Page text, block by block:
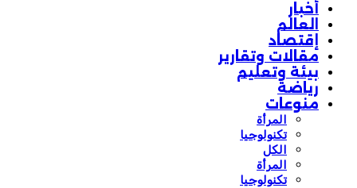
أخبار
العالم
إقتصاد
مقالات وتقارير
بيئة وتعليم
رياضة
منوعات
المرأة
تكنولوجيا
الكل
المرأة
تكنولوجيا